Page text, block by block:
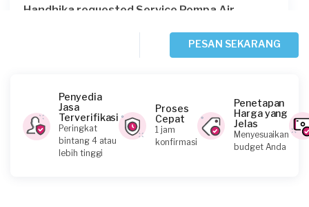
Handhika requested Service Pompa Air
Tari requested Service Pompa Air
2 hari yang lalu
Jakarta Barat, Jakarta
PESAN SEKARANG
Penyedia
Jasa
Terverifikasi
Peringkat
bintang 4 atau
lebih tinggi
Proses
Cepat
1 jam
konfirmasi
Penetapan
Harga yang
Jelas
Menyesuaikan
budget Anda